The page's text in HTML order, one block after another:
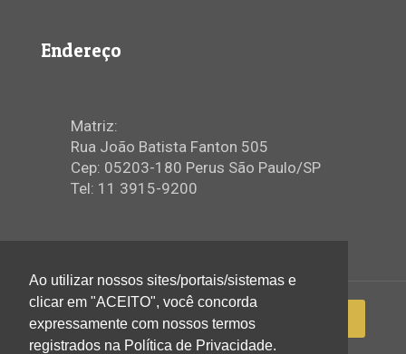
Endereço
Matriz:
Rua João Batista Fanton 505
Cep: 05203-180 Perus São Paulo/SP
Tel: 11 3915-9200
Ao utilizar nossos sites/portais/sistemas e
clicar em "ACEITO", você concorda
expressamente com nossos termos
registrados na Política de Privacidade.